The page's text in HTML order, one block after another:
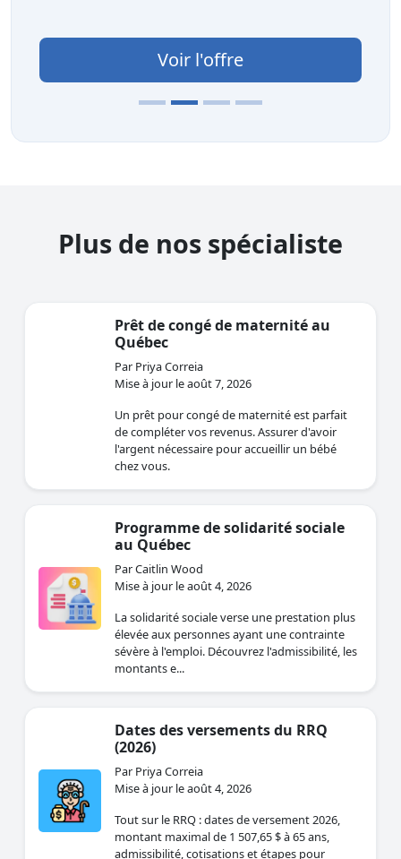
Voir l'offre
Plus de nos spécialiste
Prêt de congé de maternité au
Québec
Par Priya Correia
Mise à jour le août 7, 2026
Un prêt pour congé de maternité est parfait
de compléter vos revenus. Assurer d'avoir
l'argent nécessaire pour accueillir un bébé
chez vous.
Programme de solidarité sociale
au Québec
Par Caitlin Wood
Mise à jour le août 4, 2026
La solidarité sociale verse une prestation plus
élevée aux personnes ayant une contrainte
sévère à l'emploi. Découvrez l'admissibilité, les
montants e...
Dates des versements du RRQ
(2026)
Par Priya Correia
Mise à jour le août 4, 2026
Tout sur le RRQ : dates de versement 2026,
montant maximal de 1 507,65 $ à 65 ans,
admissibilité, cotisations et étapes pour